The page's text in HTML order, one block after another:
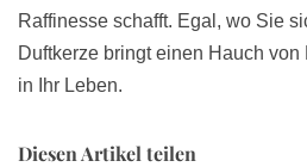
Raffinesse schafft. Egal, wo Sie
Duftkerze bringt einen Hauch
in Ihr Leben.
Diesen Artikel teilen